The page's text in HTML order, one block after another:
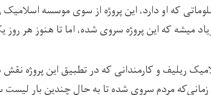
میشه که این پروژه سروی شده، اما تا هنوز هر
ریلیف و کارمندانی که در تطبیق این پروژه نقش
زمانی‌که مردم سروی شده تا به حال چندین بار